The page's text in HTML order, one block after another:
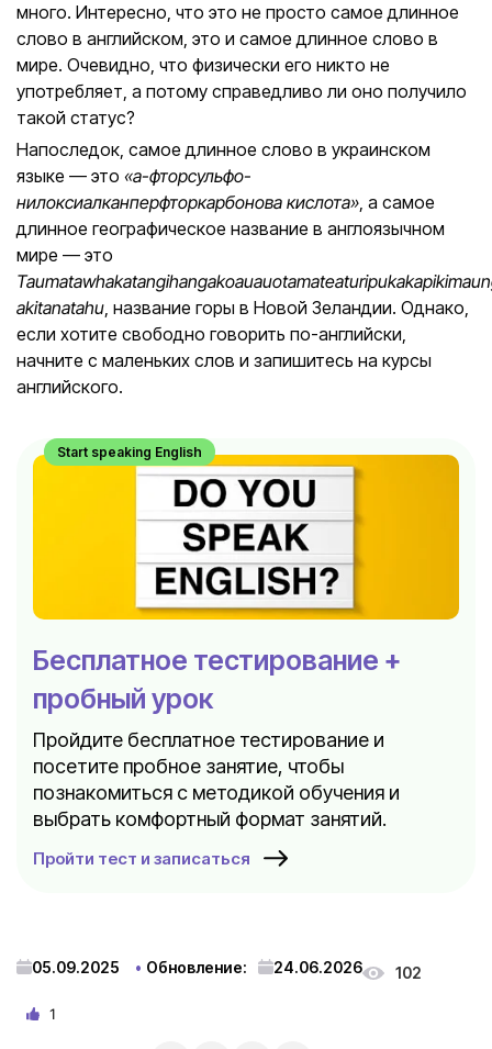
много. Интересно, что это не просто самое длинное
слово в английском, это и самое длинное слово в
мире. Очевидно, что физически его никто не
употребляет, а потому справедливо ли оно получило
такой статус?
Напоследок, самое длинное слово в украинском
языке — это «а-фторсульфо-
нилоксиалканперфторкарбонова кислота», а самое
длинное географическое название в англоязычном
мире — это
akitanatahu, название горы в Новой Зеландии. Однако,
если хотите свободно говорить по-английски,
начните с маленьких слов и запишитесь на курсы
английского.
Start speaking English
Бесплатное тестирование +
пробный урок
Пройдите бесплатное тестирование и
посетите пробное занятие, чтобы
познакомиться с методикой обучения и
выбрать комфортный формат занятий.
Пройти тест и записаться
05.09.2025 Обновление: 24.06.2026 102
1